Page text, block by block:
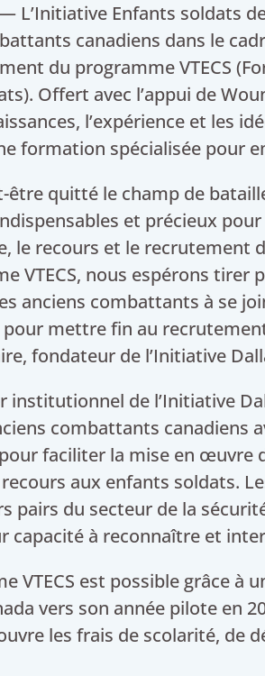
L’Initiative Enfants soldats
canadiens dans le
du programme VTECS
Offert avec l’appui de
l’expérience et les
formation spécialisée pour
être quitté le champ de
et précieux
le recours et le recrutement
VTECS, nous espérons
anciens combattants à se
mettre fin au
fondateur de l’Initiative
institutionnel de l’Initiative
combattants canadiens
faciliter la mise en œuvre
aux enfants soldats.
pairs du secteur de la
capacité à reconnaître et
VTECS est possible grâce à
vers son année pilote en
les frais de scolarité, de